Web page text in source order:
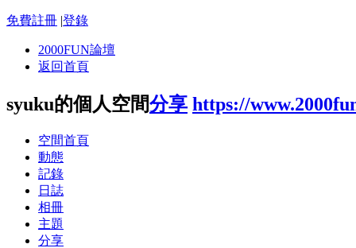
免費註冊 |登錄
2000FUN論壇
返回首頁
syuku的個人空間分享 https://
空間首頁
動態
記錄
日誌
相冊
主題
分享